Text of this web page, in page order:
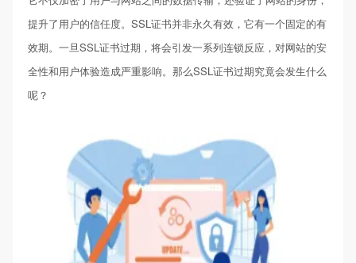
提升了用户的信任度。SSL证书并非永久有效，它有一个固定的有
效期。一旦SSL证书过期，将会引发一系列连锁反应，对网站的安
全性和用户体验造成严重影响。那么SSL证书过期究竟会发生什么
呢？